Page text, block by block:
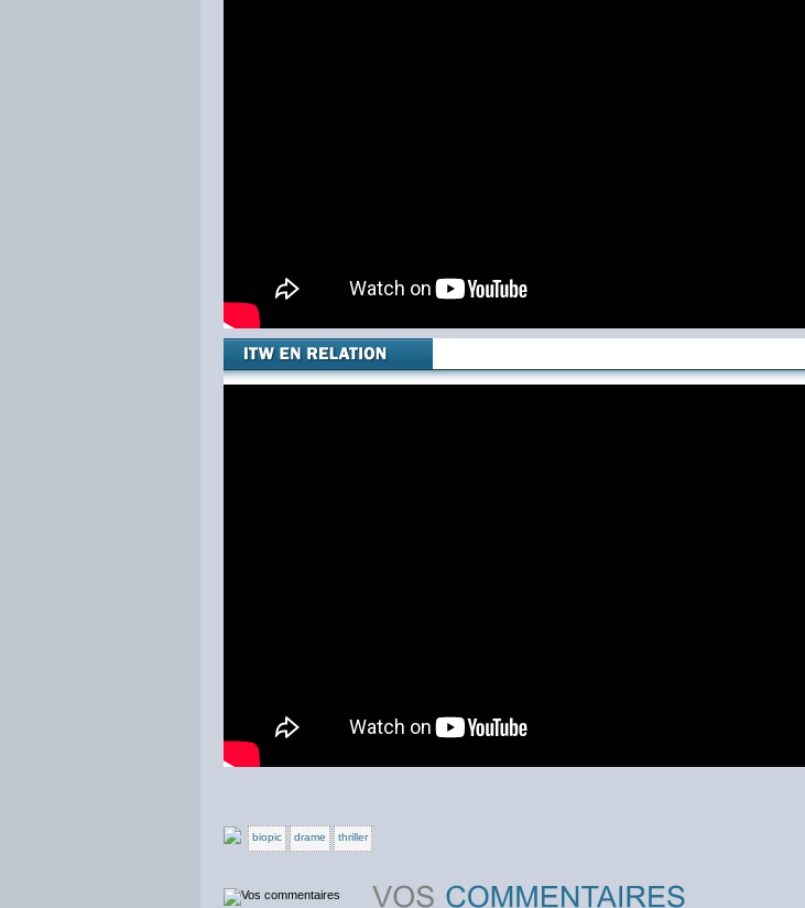
biopic drame thriller